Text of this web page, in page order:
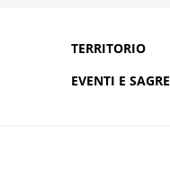
TERRITORIO
EVENTI E SAGRE